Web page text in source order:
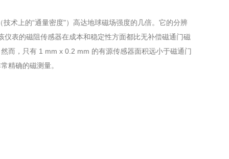
术上的“通量密度"）高达地球磁场强度的几倍。它的分辨
表的磁阻传感器在成本和稳定性方面都比无补偿磁通门磁
而，只有 1 mm x 0.2 mm 的有源传感器面积远小于磁通门
精确的磁测量。